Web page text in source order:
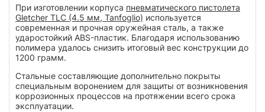
При изготовлении корпуса пневматического пистолета
Gletcher TLC (4.5 мм, Tanfoglio) используется
современная и прочная оружейная сталь, а также
ударостойкий ABS-пластик. Благодаря использованию
полимера удалось снизить итоговый вес конструкции до
1200 грамм.
Стальные составляющие дополнительно покрыты
специальным воронением для защиты от возникновения
коррозионных процессов на протяжении всего срока
эксплуатации.